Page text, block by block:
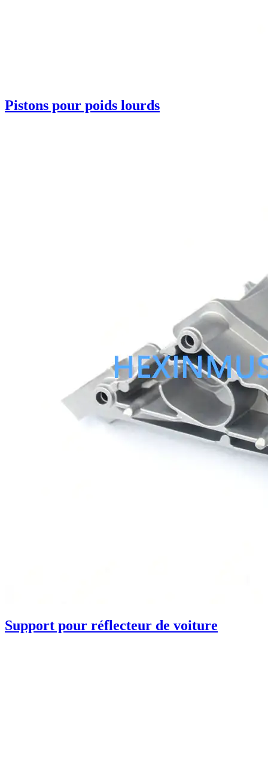
Pistons pour poids lourds
Support pour réflecteur de voiture